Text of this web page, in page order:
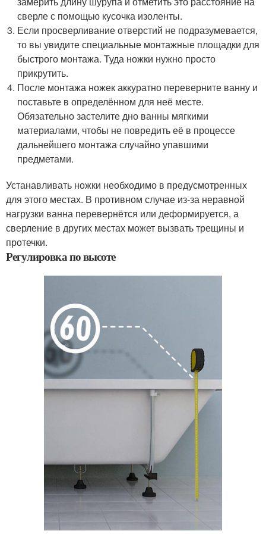
сверле с помощью кусочка изоленты.
Если просверливание отверстий не подразумевается,
то вы увидите специальные монтажные площадки для
быстрого монтажа. Туда ножки нужно просто
прикрутить.
После монтажа ножек аккуратно переверните ванну и
поставьте в определённом для неё месте.
Обязательно застелите дно ванны мягкими
материалами, чтобы не повредить её в процессе
дальнейшего монтажа случайно упавшими
предметами.
Устанавливать ножки необходимо в предусмотренных
для этого местах. В противном случае из-за неравной
нагрузки ванна перевернётся или деформируется, а
сверление в других местах может вызвать трещины и
протечки.
Регулировка по высоте